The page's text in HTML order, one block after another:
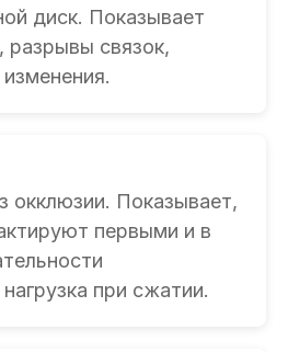
диск. Показывает
разрывы связок,
окклюзии. Показывает,
первыми и в
при сжатии.